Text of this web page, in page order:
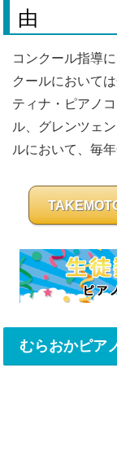
由
コンクール指導
クールにおいて
ティナ・ピアノ
ル、グレンツェ
ルにおいて、毎
むらおかピア